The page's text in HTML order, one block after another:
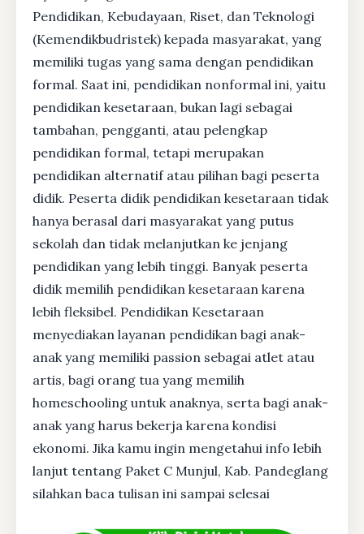
Pendidikan, Kebudayaan, Riset, dan Teknologi
(Kemendikbudristek) kepada masyarakat, yang
memiliki tugas yang sama dengan pendidikan
formal. Saat ini, pendidikan nonformal ini, yaitu
pendidikan kesetaraan, bukan lagi sebagai
tambahan, pengganti, atau pelengkap
pendidikan formal, tetapi merupakan
pendidikan alternatif atau pilihan bagi peserta
didik. Peserta didik pendidikan kesetaraan tidak
hanya berasal dari masyarakat yang putus
sekolah dan tidak melanjutkan ke jenjang
pendidikan yang lebih tinggi. Banyak peserta
didik memilih pendidikan kesetaraan karena
lebih fleksibel. Pendidikan Kesetaraan
menyediakan layanan pendidikan bagi anak-
anak yang memiliki passion sebagai atlet atau
artis, bagi orang tua yang memilih
homeschooling untuk anaknya, serta bagi anak-
anak yang harus bekerja karena kondisi
ekonomi. Jika kamu ingin mengetahui info lebih
lanjut tentang Paket C Munjul, Kab. Pandeglang
silahkan baca tulisan ini sampai selesai